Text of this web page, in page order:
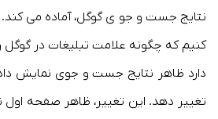
نتایج جست و جو ی گوگل، آماده می
کنیم که چگونه علامت تبلیغات‌ در
دارد ظاهر نتایج جست و جوی نمایش
تغییر دهد. این تغییر، ظاهر صفحه اول